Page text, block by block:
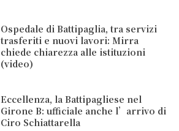
Ospedale di Battipaglia, tra servizi
trasferiti e nuovi lavori: Mirra
chiede chiarezza alle istituzioni
(video)
Eccellenza, la Battipagliese nel
Girone B: ufficiale anche l’arrivo di
Ciro Schiattarella